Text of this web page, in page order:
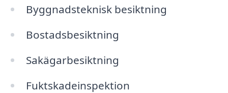
Byggnadsteknisk besiktning
Bostadsbesiktning
Sakägarbesiktning
Fuktskadeinspektion